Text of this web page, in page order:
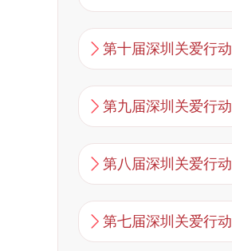
第十届深圳关爱行动
第九届深圳关爱行动
第八届深圳关爱行动
第七届深圳关爱行动